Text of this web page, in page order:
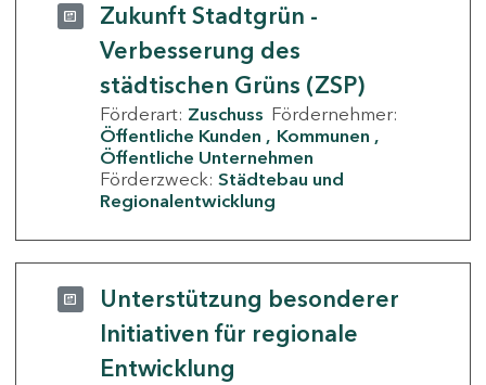
Zukunft Stadtgrün -
Verbesserung des
städtischen Grüns (ZSP)
Förderart: Zuschuss Fördernehmer:
Öffentliche Kunden
Kommunen
Öffentliche Unternehmen
Förderzweck: Städtebau und
Regionalentwicklung
Unterstützung besonderer
Initiativen für regionale
Entwicklung